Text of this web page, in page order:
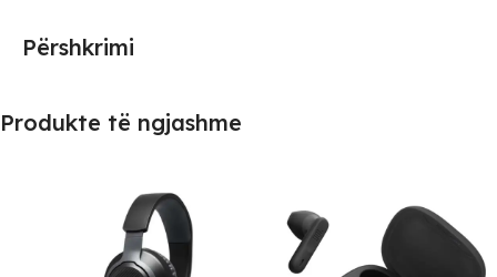
Përshkrimi
Produkte të ngjashme